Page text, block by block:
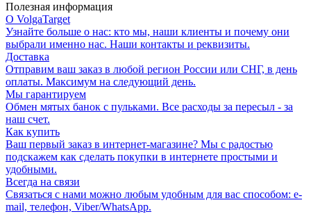
Полезная информация
О VolgaTarget
Узнайте больше о нас: кто мы, наши клиенты и почему они
выбрали именно нас. Наши контакты и реквизиты.
Доставка
Отправим ваш заказ в любой регион России или СНГ, в день
оплаты. Максимум на следующий день.
Мы гарантируем
Обмен мятых банок с пульками. Все расходы за пересыл - за
наш счет.
Как купить
Ваш первый заказ в интернет-магазине? Мы с радостью
подскажем как сделать покупки в интернете простыми и
удобными.
Всегда на связи
Связаться с нами можно любым удобным для вас способом: e-
mail, телефон, Viber/WhatsApp.